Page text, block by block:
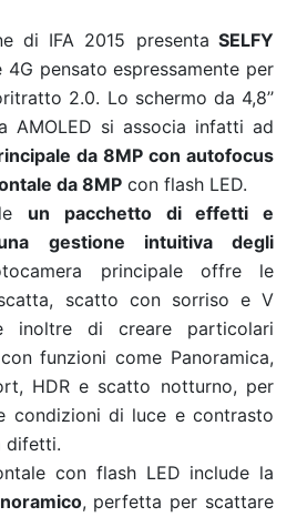
di IFA 2015 presenta SELFY
4G pensato espressamente per
2.0. Lo schermo da 4,8’’
AMOLED si associa infatti ad
da 8MP con autofocus
da 8MP con flash LED.
un pacchetto di effetti e
gestione intuitiva degli
principale offre le
scatto con sorriso e V
inoltre di creare particolari
funzioni come Panoramica,
HDR e scatto notturno, per
condizioni di luce e contrasto
difetti.
con flash LED include la
, perfetta per scattare